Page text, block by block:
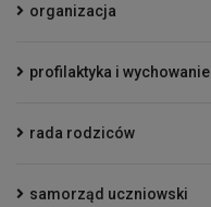
organizacja
profilaktyka i wychowanie
rada rodziców
samorząd uczniowski